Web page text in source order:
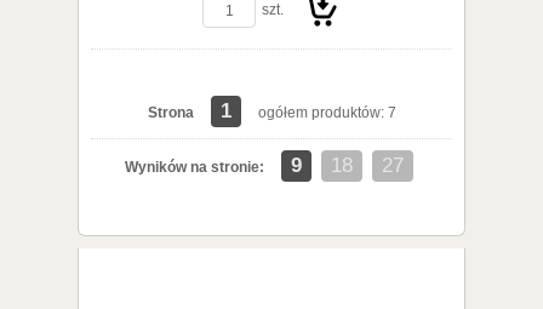
szt.
Do
Strona 1 ogółem produktów: 7
Wyników na stronie: 9 18 27